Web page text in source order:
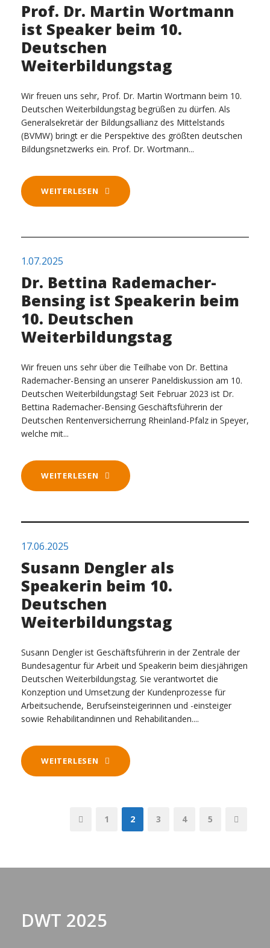
Prof. Dr. Martin Wortmann
ist Speaker beim 10.
Deutschen
Weiterbildungstag
Wir freuen uns sehr, Prof. Dr. Martin Wortmann beim 10.
Deutschen Weiterbildungstag begrüßen zu dürfen. Als
Generalsekretär der Bildungsallianz des Mittelstands
(BVMW) bringt er die Perspektive des größten deutschen
Bildungsnetzwerks ein. Prof. Dr. Wortmann...
WEITERLESEN
1.07.2025
Dr. Bettina Rademacher-
Bensing ist Speakerin beim
10. Deutschen
Weiterbildungstag
Wir freuen uns sehr über die Teilhabe von Dr. Bettina
Rademacher-Bensing an unserer Paneldiskussion am 10.
Deutschen Weiterbildungstag! Seit Februar 2023 ist Dr.
Bettina Rademacher-Bensing Geschäftsführerin der
Deutschen Rentenversicherrung Rheinland-Pfalz in Speyer,
welche mit...
WEITERLESEN
17.06.2025
Susann Dengler als
Speakerin beim 10.
Deutschen
Weiterbildungstag
Susann Dengler ist Geschäftsführerin in der Zentrale der
Bundesagentur für Arbeit und Speakerin beim diesjährigen
Deutschen Weiterbildungstag. Sie verantwortet die
Konzeption und Umsetzung der Kundenprozesse für
Arbeitsuchende, Berufseinsteigerinnen und -einsteiger
sowie Rehabilitandinnen und Rehabilitanden....
WEITERLESEN
1 2 3 4 5
DWT 2025